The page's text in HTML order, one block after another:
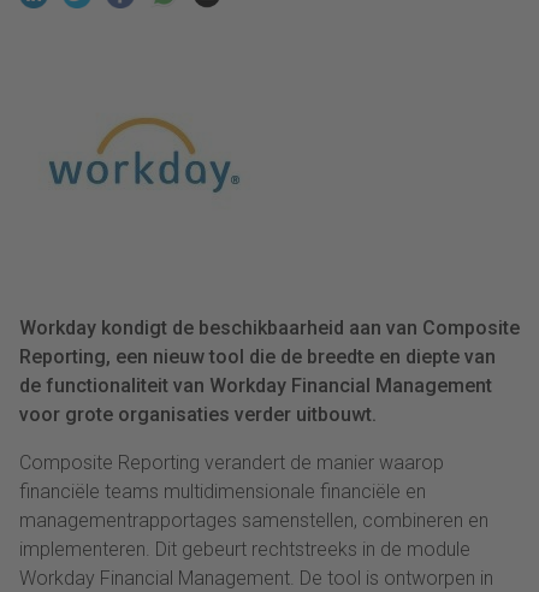
Workday kondigt de beschikbaarheid aan van Composite
Reporting, een nieuw tool die de breedte en diepte van
de functionaliteit van Workday Financial Management
voor grote organisaties verder uitbouwt.
Composite Reporting verandert de manier waarop
financiële teams multidimensionale financiële en
managementrapportages samenstellen, combineren en
implementeren. Dit gebeurt rechtstreeks in de module
Workday Financial Management. De tool is ontworpen in